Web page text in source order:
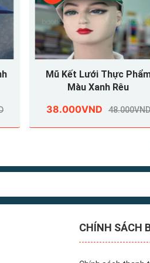
Thực Phẩm
48.000VND
Nón Kết
CHÍNH SÁCH